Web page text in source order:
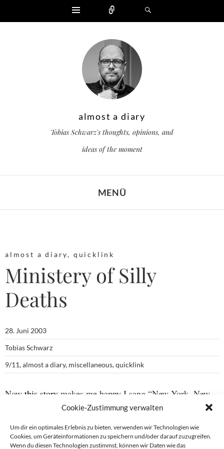
Cookie-Zustimmung verwalten
Um dir ein optimales Erlebnis zu bieten, verwenden wir Technologien wie
Cookies, um Geräteinformationen zu speichern und/oder darauf zuzugreifen.
Wenn du diesen Technologien zustimmst, können wir Daten wie das
Widgets
almost a diary
Tobias Schwarz's thoughts, opinions, and
ideas of the moment
MENÜ
almost a diary, quicklink
Ministery of Silly
Deaths
28. Juni 2003
Tobias Schwarz
9/11,almost a diary, miscellaneous,quicklink
Now this story makes me happy I sang “New York, New
York” at my friend Frank’s wedding last year…